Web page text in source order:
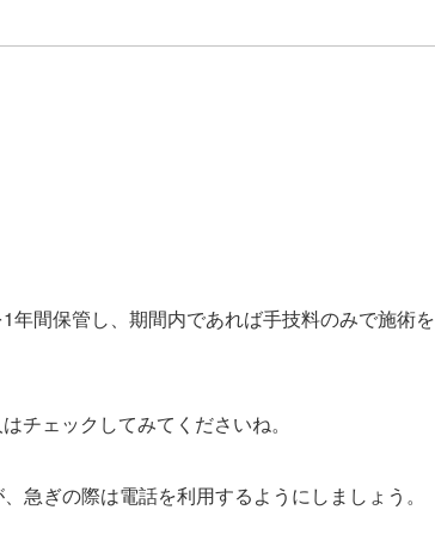
間保管し、期間内であれば手技料のみで施術を
チェックしてみてくださいね。
急ぎの際は電話を利用するようにしましょう。